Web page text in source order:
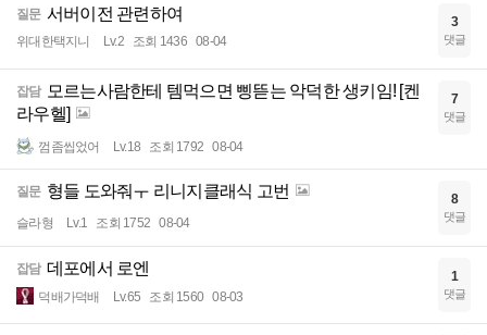
질문 서버이전 관련하여
위대한택지니 Lv.2 조회 1436 08-04
3
댓글
잡담
모르는사람한테 템먹으면 삥뜯는 악덕한 생키임! [켄
라우헬]
껌좀씹었어 Lv.18 조회 1792 08-04
7
댓글
질문 형들 도와줘ㅜ 리니지클래식 고번
슬라형 Lv.1 조회 1752 08-04
8
댓글
잡담 데포에서 로엔
덕배가덕배 Lv.65 조회 1560 08-03
1
댓글